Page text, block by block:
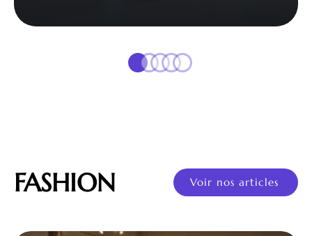
FASHION Voir nos articles